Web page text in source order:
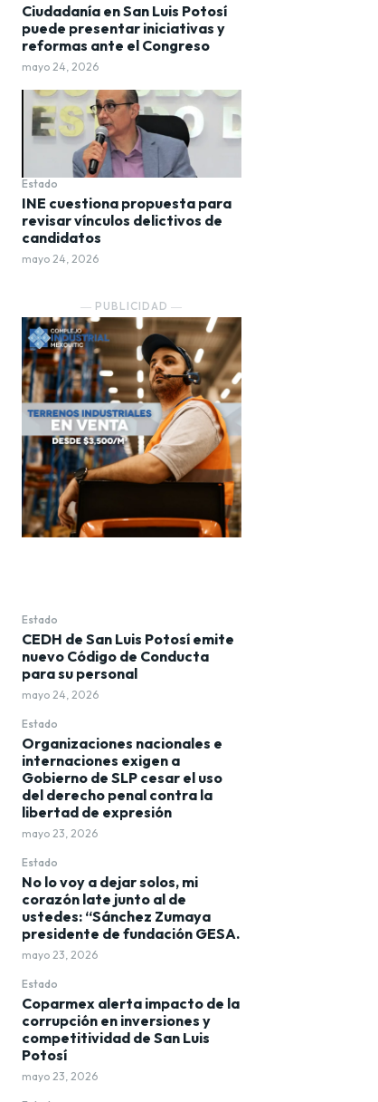
Ciudadanía en San Luis Potosí
puede presentar iniciativas y
reformas ante el Congreso
mayo 24, 2026
Estado
INE cuestiona propuesta para
revisar vínculos delictivos de
candidatos
mayo 24, 2026
― PUBLICIDAD ―
Estado
CEDH de San Luis Potosí emite
nuevo Código de Conducta
para su personal
mayo 24, 2026
Estado
Organizaciones nacionales e
internaciones exigen a
Gobierno de SLP cesar el uso
del derecho penal contra la
libertad de expresión
mayo 23, 2026
Estado
No lo voy a dejar solos, mi
corazón late junto al de
ustedes: “Sánchez Zumaya
presidente de fundación GESA.
mayo 23, 2026
Estado
Coparmex alerta impacto de la
corrupción en inversiones y
competitividad de San Luis
Potosí
mayo 23, 2026